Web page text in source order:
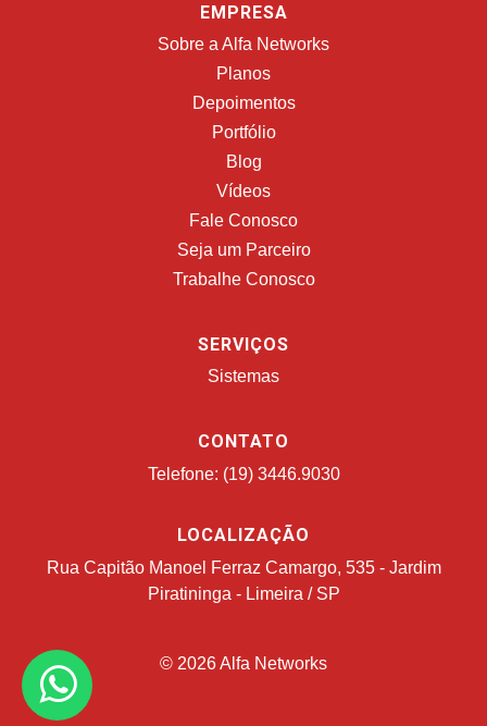
EMPRESA
Sobre a Alfa Networks
Planos
Depoimentos
Portfólio
Blog
Vídeos
Fale Conosco
Seja um Parceiro
Trabalhe Conosco
SERVIÇOS
Sistemas
CONTATO
Telefone: (19) 3446.9030
LOCALIZAÇÃO
Rua Capitão Manoel Ferraz Camargo, 535 - Jardim
Piratininga - Limeira / SP
© 2026 Alfa Networks